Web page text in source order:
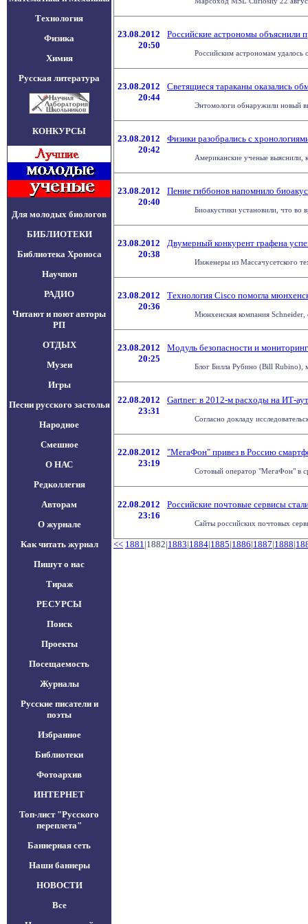
Технология
Физика
Химия
Русская литература
КОНКУРСЫ
Для молодых биологов
БИБЛИОТЕКИ
Библиотека Хроноса
Научпоп
РАДИО
Читают и поют авторы
РП
ОТДЫХ
Музеи
Игры
Песни русского застолья
Народное
Смешное
О НАС
Редколлегия
Авторам
О журнале
Как читать журнал
Пишут о нас
Тираж
РЕСУРСЫ
Поиск
Проекты
Посещаемость
Журналы
Русские писатели и
поэты
Избранное
Библиотеки
Фотоархив
ИНТЕРНЕТ
Топ-лист "Русского
переплета"
Баннерная сеть
Наши баннеры
НОВОСТИ
Все
23.08.2012
20:50
Российские астрономы объяснили
Российским астрономам удалось
23.08.2012
20:44
Светящиеся тараканы оказались
Энтомологи обнаружили новый
23.08.2012
20:42
Физики разобрались с
Американские ученые выяснили,
23.08.2012
20:40
Пение гиббонов напомнило
Биоакустики установили, что во
23.08.2012
20:38
Двумерный конкурент графена
Инженеры из Массачусетского
23.08.2012
20:36
Технология Cisco помогла
Мюнхенская компания Schneider,
23.08.2012
20:25
Модуль безопасности и
Блог Билла Рубино (Bill Rubino),
22.08.2012
23:31
Gartner: в 2012-м расходы на ИТ-
Согласно докладу
22.08.2012
23:19
"МегаФон" привез в Россию
Сотовый оператор "МегаФон" в
22.08.2012
23:16
Российские почтовые сервисы
Сайты российских почтовых
<< 1881|1882|1883|1884|1885|1886|1887|1888|